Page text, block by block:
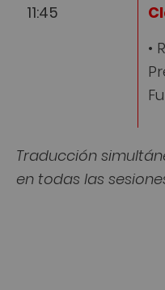
11:45
•
Traducción
en todas las